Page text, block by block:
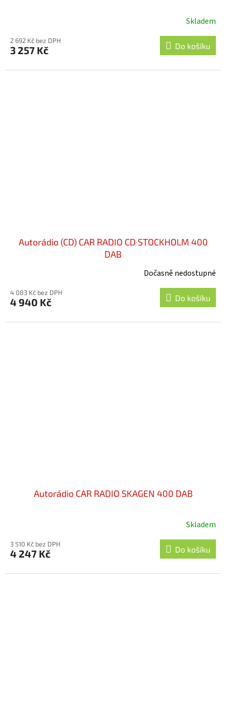
Skladem
2 692 Kč bez DPH
3 257 Kč Do košíku
Autorádio (CD) CAR RADIO CD STOCKHOLM 400
DAB
Dočasně nedostupné
4 083 Kč bez DPH
4 940 Kč Do košíku
Autorádio CAR RADIO SKAGEN 400 DAB
Skladem
3 510 Kč bez DPH
4 247 Kč Do košíku